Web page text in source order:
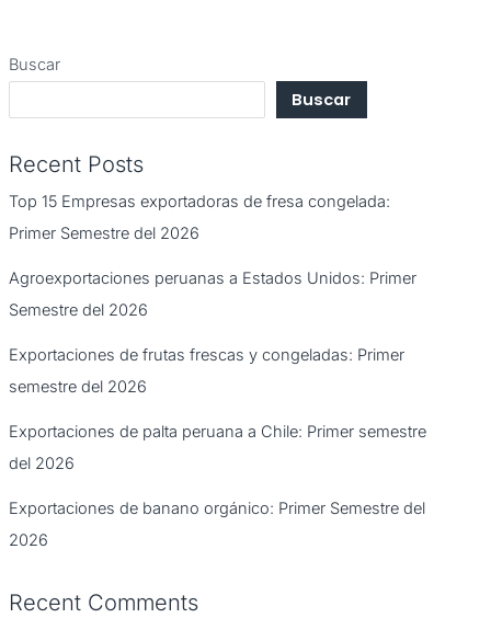
Buscar
Buscar
Recent Posts
Top 15 Empresas exportadoras de fresa congelada:
Primer Semestre del 2026
Agroexportaciones peruanas a Estados Unidos: Primer
Semestre del 2026
Exportaciones de frutas frescas y congeladas: Primer
semestre del 2026
Exportaciones de palta peruana a Chile: Primer semestre
del 2026
Exportaciones de banano orgánico: Primer Semestre del
2026
Recent Comments